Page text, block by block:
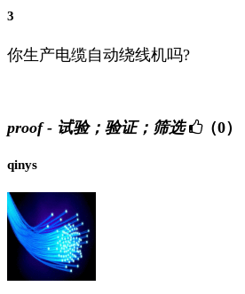
3
你生产电缆自动绕线机吗?
proof - 试验；验证；筛选 （0）
qinys